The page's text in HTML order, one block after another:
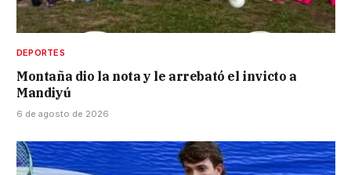
DEPORTES
Montaña dio la nota y le arrebató el invicto a
Mandiyú
6 de agosto de 2026